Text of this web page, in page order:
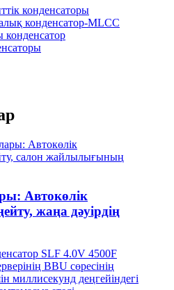
конденсаторы
конденсатор-MLCC
конденсатор
Автокөлік
жаңа дәуірдің